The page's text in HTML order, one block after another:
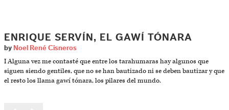
ENRIQUE SERVÍN, EL GAWÍ TÓNARA
by Noel René Cisneros
I Alguna vez me contasté que entre los tarahumaras hay algunos que
siguen siendo gentiles, que no se han bautizado ni se deben bautizar y que
el resto los llama gawí tónara, los pilares del mundo.